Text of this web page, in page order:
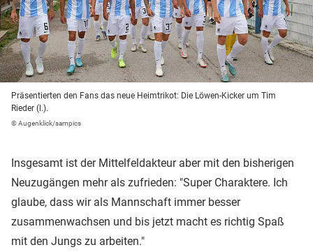
Präsentierten den Fans das neue Heimtrikot: Die Löwen-Kicker um Tim
Rieder (l.).
© Augenklick/sampics
Insgesamt ist der Mittelfeldakteur aber mit den bisherigen
Neuzugängen mehr als zufrieden: "Super Charaktere. Ich
glaube, dass wir als Mannschaft immer besser
zusammenwachsen und bis jetzt macht es richtig Spaß
mit den Jungs zu arbeiten."